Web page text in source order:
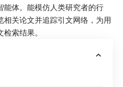
能体。能模仿人类研究者的行
相关论文并追踪引文网络，为用
索结果。